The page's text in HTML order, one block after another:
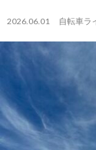
2026.06.01 自転車ラ